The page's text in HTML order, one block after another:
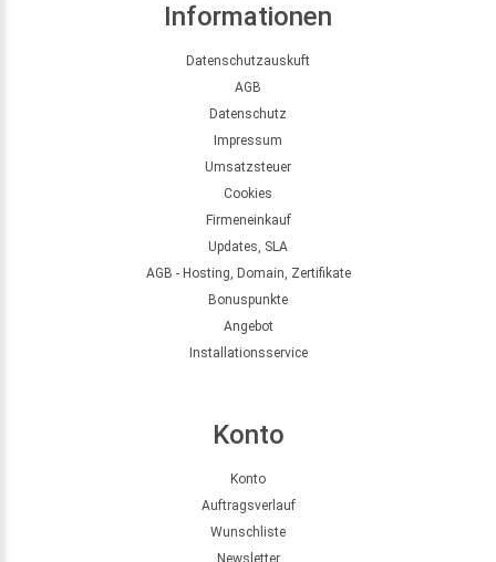
Informationen
Datenschutzauskuft
AGB
Datenschutz
Impressum
Umsatzsteuer
Cookies
Firmeneinkauf
Updates, SLA
AGB - Hosting, Domain, Zertifikate
Bonuspunkte
Angebot
Installationsservice
Konto
Konto
Auftragsverlauf
Wunschliste